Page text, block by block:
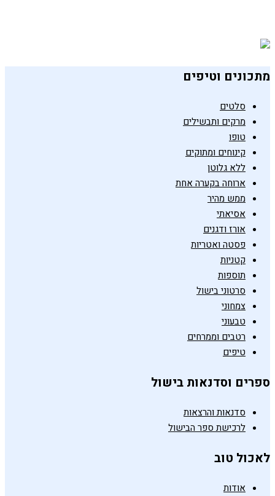
מתכונים וטיפים
סלטים
מרקים ותבשילים
טופו
קינוחים ומתוקים
ללא גלוטן
ארוחה בקערה אחת
ממש מהיר
אסיאתי
אורז ודגנים
פסטה ואטריות
קטניות
תוספות
סרטוני בישול
צמחוני
טבעוני
רטבים וממרחים
טיפים
ספרים וסדנאות בישול
סדנאות והרצאות
לרכישת ספר הבישול
לאכול טוב
אודות